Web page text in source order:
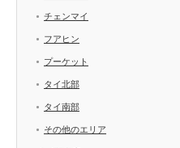
チェンマイ
フアヒン
プーケット
タイ北部
タイ南部
その他のエリア